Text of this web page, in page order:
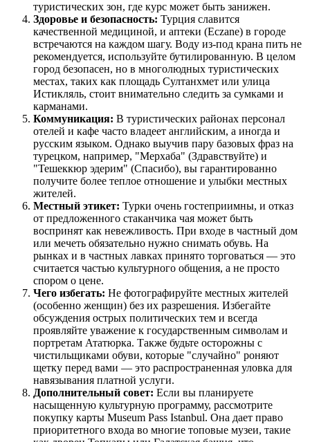
туристических зон, где курс может быть занижен.
Здоровье и безопасность: Турция славится
качественной медициной, и аптеки (Eczane) в городе
встречаются на каждом шагу. Воду из-под крана пить не
рекомендуется, используйте бутилированную. В целом
город безопасен, но в многолюдных туристических
местах, таких как площадь Султанхмет или улица
Истикляль, стоит внимательно следить за сумками и
карманами.
Коммуникация: В туристических районах персонал
отелей и кафе часто владеет английским, а иногда и
русским языком. Однако выучив пару базовых фраз на
турецком, например, "Мерхаба" (Здравствуйте) и
"Тешеккюр эдерим" (Спасибо), вы гарантированно
получите более теплое отношение и улыбки местных
жителей.
Местный этикет: Турки очень гостеприимны, и отказ
от предложенного стаканчика чая может быть
воспринят как невежливость. При входе в частный дом
или мечеть обязательно нужно снимать обувь. На
рынках и в частных лавках принято торговаться — это
считается частью культурного общения, а не просто
спором о цене.
Чего избегать: Не фотографируйте местных жителей
(особенно женщин) без их разрешения. Избегайте
обсуждения острых политических тем и всегда
проявляйте уважение к государственным символам и
портретам Ататюрка. Также будьте осторожны с
чистильщиками обуви, которые "случайно" роняют
щетку перед вами — это распространенная уловка для
навязывания платной услуги.
Дополнительный совет: Если вы планируете
насыщенную культурную программу, рассмотрите
покупку карты Museum Pass Istanbul. Она дает право
приоритетного входа во многие топовые музеи, такие